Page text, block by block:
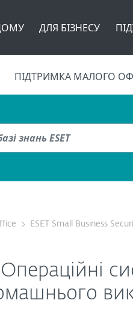
ДЛЯ БІЗНЕСУ
ПІДТРИМКА МАЛОГО
ESET Small Business
Операційні